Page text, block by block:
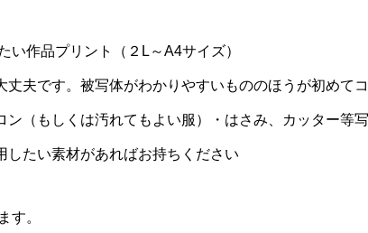
作品プリント（２L～A4サイズ）
夫です。被写体がわかりやすいもののほうが初めて
（もしくは汚れてもよい服）・はさみ、カッター等
たい素材があればお持ちください
す。